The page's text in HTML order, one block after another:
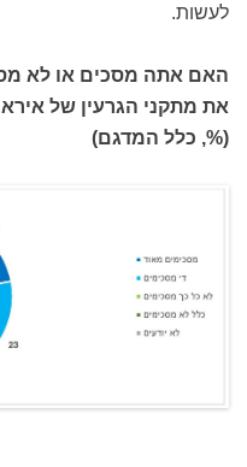
לעשות.
האם אתה מסכים או לא
את מתקני הגרעין של
(%, כלל המדגם)